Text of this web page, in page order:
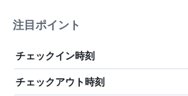
注目ポイント
チェックイン時刻
チェックアウト時刻